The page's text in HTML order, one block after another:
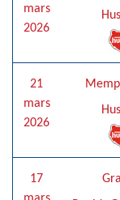
mars
2026
21
mars
2026
17